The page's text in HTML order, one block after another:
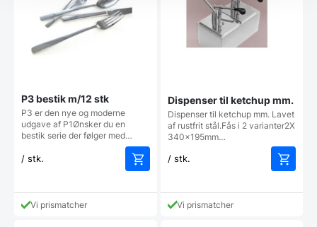
P3 bestik m/12 stk
P3 er den nye og moderne
udgave af P1Ønsker du en
bestik serie der følger med…
/ stk.
Vi prismatcher
Dispenser til ketchup mm.
Dispenser til ketchup mm. Lavet
af rustfrit stål.Fås i 2 varianter2X
340x195mm…
/ stk.
Vi prismatcher